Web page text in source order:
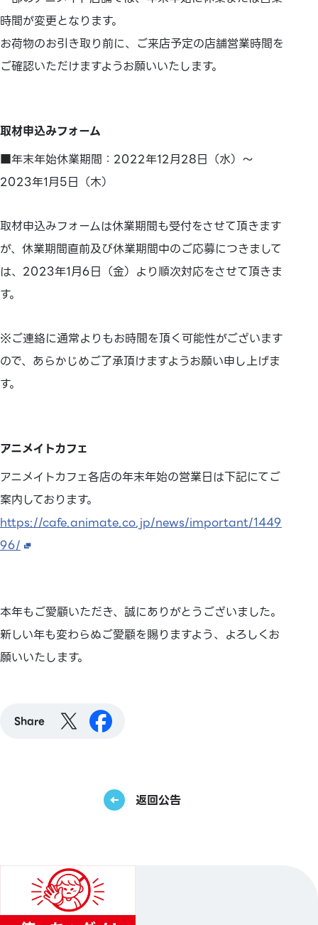
時間が変更となります。
お荷物のお引き取り前に、ご来店予定の店舗営業時間を
ご確認いただけますようお願いいたします。
取材申込みフォーム
■年末年始休業期間：2022年12月28日（水）～
2023年1月5日（木）
取材申込みフォームは休業期間も受付をさせて頂きます
が、休業期間直前及び休業期間中のご応募につきまして
は、2023年1月6日（金）より順次対応をさせて頂きま
す。
※ご連絡に通常よりもお時間を頂く可能性がございます
ので、あらかじめご了承頂けますようお願い申し上げま
す。
アニメイトカフェ
アニメイトカフェ各店の年末年始の営業日は下記にてご
案内しております。
https://cafe.animate.co.jp/news/important/1449
96/
本年もご愛顧いただき、誠にありがとうございました。
新しい年も変わらぬご愛顧を賜りますよう、よろしくお
願いいたします。
Share
返回公告